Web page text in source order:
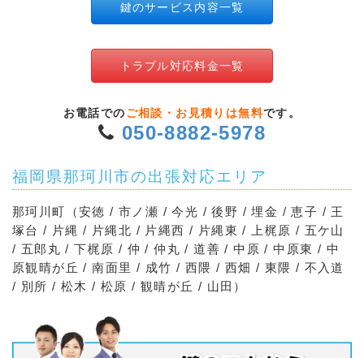
鍵のサービス内容一覧
トラブル対応料金一覧
お電話での ご相談・お見積りは無料です。
050-8882-5978
福岡県那珂川市の出張対応エリア
那珂川町（安徳 / 市ノ瀬 / 今光 / 後野 / 埋金 / 恵子 / 王
塚台 / 片縄 / 片縄北 / 片縄西 / 片縄東 / 上梶原 / 五ケ山
/ 五郎丸 / 下梶原 / 仲 / 仲丸 / 道善 / 中原 / 中原東 / 中
原観晴が丘 / 南面里 / 成竹 / 西隈 / 西畑 / 東隈 / 不入道
/ 別所 / 松木 / 松原 / 観晴が丘 / 山田）